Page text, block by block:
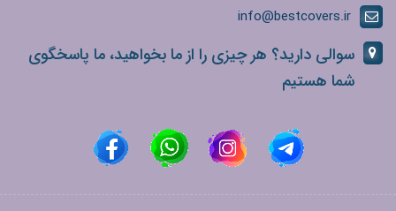
info@bestcovers.ir
سوالی دارید؟ هر چیزی را از ما بخواهید، ما پاسخگوی
شما هستیم